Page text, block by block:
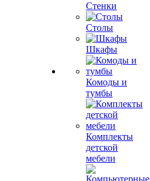
Стенки
Столы
Шкафы
Комоды и
тумбы
Комплекты
детской
мебели